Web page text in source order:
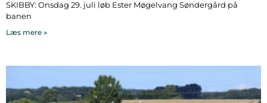
SKIBBY: Onsdag 29. juli løb Ester Møgelvang Søndergård på
banen
Læs mere »